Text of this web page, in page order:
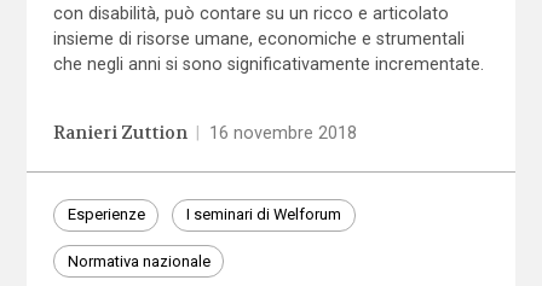
con disabilità, può contare su un ricco e articolato
insieme di risorse umane, economiche e strumentali
che negli anni si sono significativamente incrementate.
Ranieri Zuttion 16 novembre 2018
Esperienze I seminari di Welforum
Normativa nazionale